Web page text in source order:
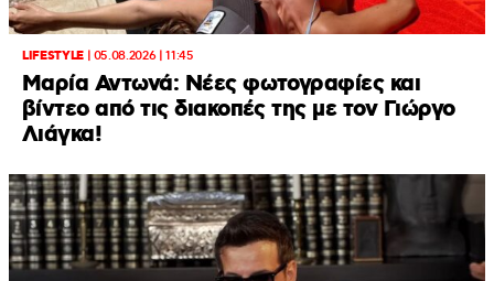
LIFESTYLE| 05.08.2026 | 11:45
Μαρία Αντωνά: Νέες φωτογραφίες και
βίντεο από τις διακοπές της με τον Γιώργο
Λιάγκα!